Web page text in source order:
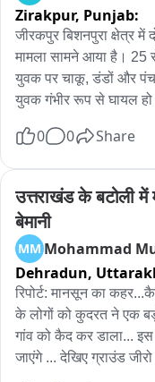
Zirakpur, Punjab:
जीरकपुर बिशनपुरा क्षेत्र
मामला सामने आया है।
युवक पर चाकू, डंडों और
युवक गंभीर रूप से घायल
जिसमें युवक पर घर में
सुखना चौक के पास बैठा
उसके चाचा के साथ
दोनों के साथ मारपीट की।
शिकायत देने थाने चले गए।
25 से 30 युवक उसके घर में
सुनकर आसपास के लोग
घायल सेक्टर-32 अस्पताल
बिशनपुरा में दो पक्षों के
बयान लेने अस्पताल गई
0 0 Share
उत्तराखंड के बटोली
बेमानी
MM Mohammad
Dehradun,
रिपोर्ट: मानसून का
के लोगों को कुदरत ने एक
गांव को कैद कर डाला...
जाएंगे ... देखिए ग्राउंड